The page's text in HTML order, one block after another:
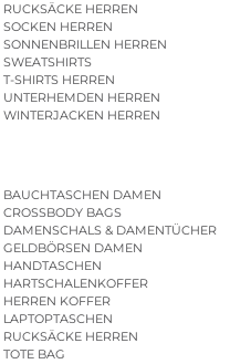
RUCKSÄCKE HERREN
SOCKEN HERREN
SONNENBRILLEN HERREN
SWEATSHIRTS
T-SHIRTS HERREN
UNTERHEMDEN HERREN
WINTERJACKEN HERREN
BAUCHTASCHEN DAMEN
CROSSBODY BAGS
DAMENSCHALS & DAMENTÜCHER
GELDBÖRSEN DAMEN
HANDTASCHEN
HARTSCHALENKOFFER
HERREN KOFFER
LAPTOPTASCHEN
RUCKSÄCKE HERREN
TOTE BAG